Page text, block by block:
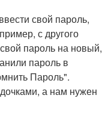
свой пароль,
с другого
пароль на новый,
пароль в
Пароль".
а нам нужен